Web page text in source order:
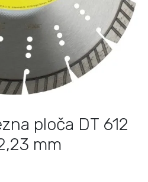
ploča DT 612
mm